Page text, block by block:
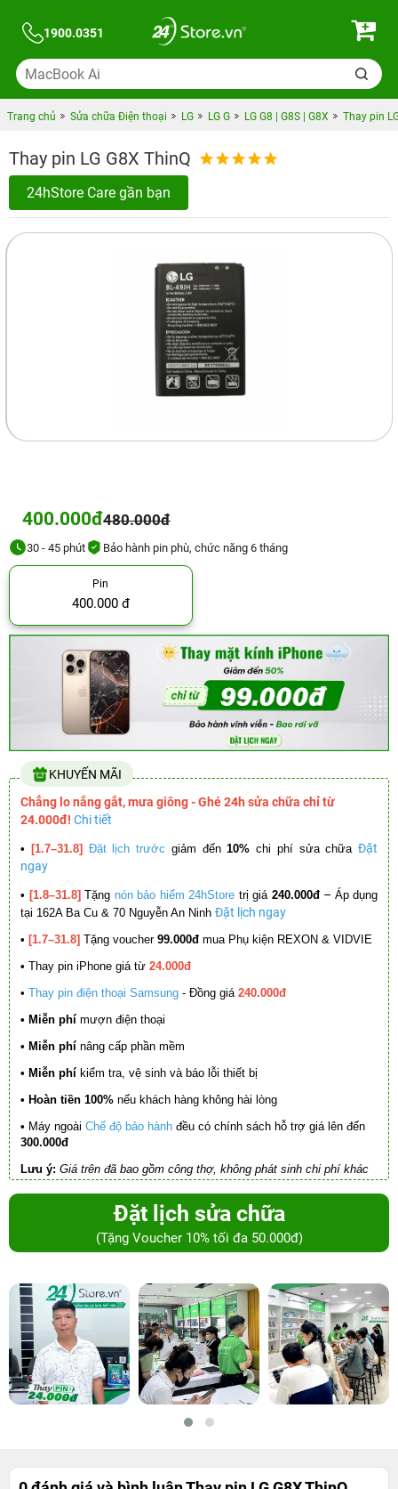
1900.0351
Trang chủ Sửa chữa Điện thoại LG LG G LG G8 | G8S | G8X Thay pin
Thay pin LG G8X ThinQ
24hStore Care gần bạn
400.000đ480.000đ
30 - 45 phút Bảo hành pin phù, chức năng 6 tháng
Pin
400.000 đ
KHUYẾN MÃI
Chẳng lo nắng gắt, mưa giông - Ghé 24h sửa chữa chỉ từ
24.000đ! Chi tiết
• [1.7–31.8] Đặt lịch trước giảm đến10% chi phí sửa chữa Đặt
ngay
• [1.8–31.8] Tặng nón bảo hiểm 24hStore trị giá 240.000đ – Áp dụng
tại 162A Ba Cu & 70 Nguyễn An Ninh Đặt lịch ngay
• [1.7–31.8] Tặng voucher 99.000đ mua Phụ kiện REXON & VIDVIE
• Thay pin iPhone giá từ 24.000đ
• Thay pin điện thoại Samsung - Đồng giá 240.000đ
• Miễn phí mượn điện thoại
• Miễn phí nâng cấp phần mềm
• Miễn phí kiểm tra, vệ sinh và báo lỗi thiết bị
• Hoàn tiền 100% nếu khách hàng không hài lòng
• Máy ngoài Chế độ bảo hành đều có chính sách hỗ trợ giá lên đến
300.000đ
Lưu ý: Giá trên đã bao gồm công thợ, không phát sinh chi phí khác
Đặt lịch sửa chữa
(Tặng Voucher 10% tối đa 50.000đ)